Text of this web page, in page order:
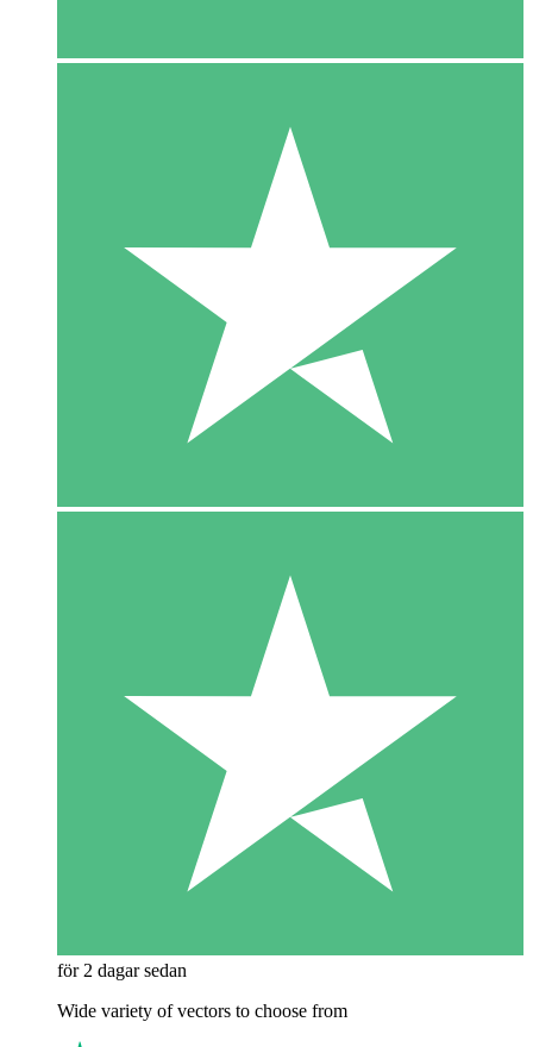
för 2 dagar sedan
Wide variety of vectors to choose from